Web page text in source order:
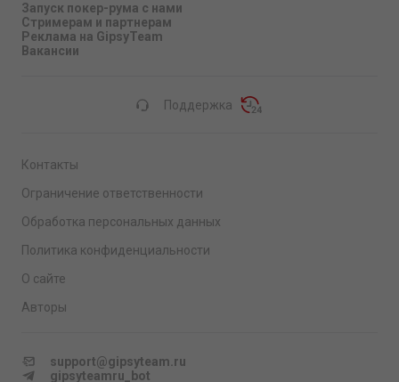
Поддержка
Запуск покер-рума с нами
Стримерам и партнерам
Реклама на GipsyTeam
Вакансии
Контакты
Ограничение ответственности
Обработка персональных данных
Политика конфиденциальности
О сайте
Авторы
support@gipsyteam.ru
gipsyteamru_bot